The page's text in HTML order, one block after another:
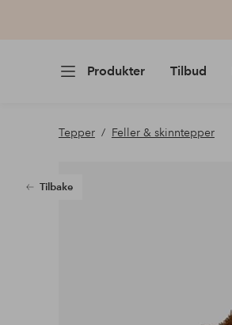
Produkter Tilbud
Tepper Feller & skinntepper
Tilbake